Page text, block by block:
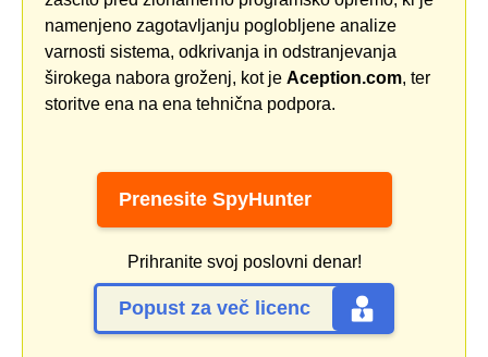
namenjeno zagotavljanju poglobljene analize
varnosti sistema, odkrivanja in odstranjevanja
širokega nabora groženj, kot je Aception.com, ter
storitve ena na ena tehnična podpora.
Prenesite SpyHunter
Prihranite svoj poslovni denar!
Popust za več licenc